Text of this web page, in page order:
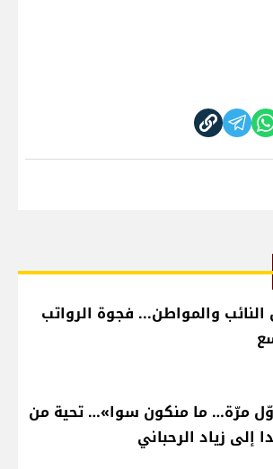
النائب والمواطن... فجوة الرواتب
مرّة… ما منكون سوا»… تحية من
إلى زياد الرحباني